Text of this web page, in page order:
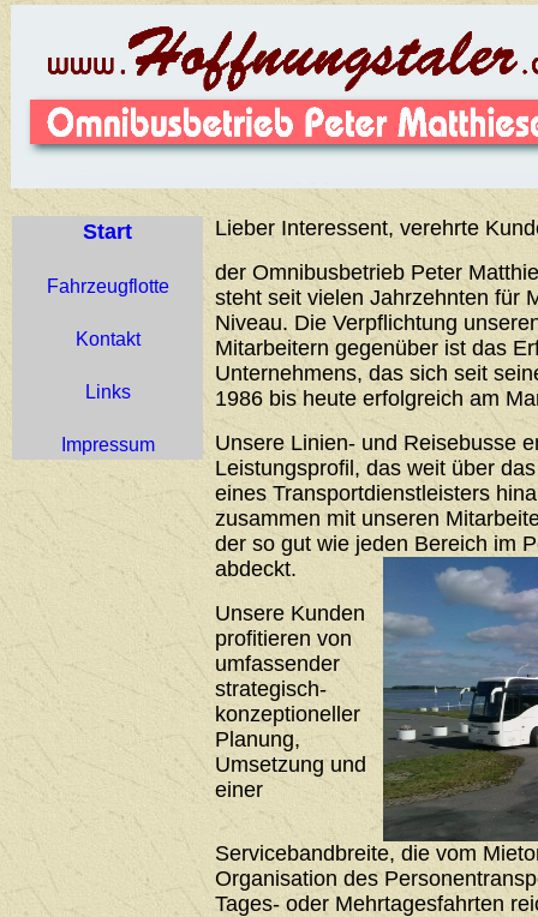
Start
Fahrzeugflotte
Kontakt
Links
Impressum
Lieber Interessent, verehrte
der Omnibusbetrieb Peter
steht seit vielen Jahrzehnten für
Niveau. Die Verpflichtung
Mitarbeitern gegenüber ist das
Unternehmens, das sich seit
1986 bis heute erfolgreich am
Unsere Linien- und Reisebusse
Leistungsprofil, das weit über
eines Transportdienstleisters
zusammen mit unseren
der so gut wie jeden Bereich im
abdeckt.
Unsere Kunden
profitieren von
umfassender
strategisch-
konzeptioneller
Planung,
Umsetzung und
einer
Servicebandbreite, die vom
Organisation des
Tages- oder Mehrtagesfahrten